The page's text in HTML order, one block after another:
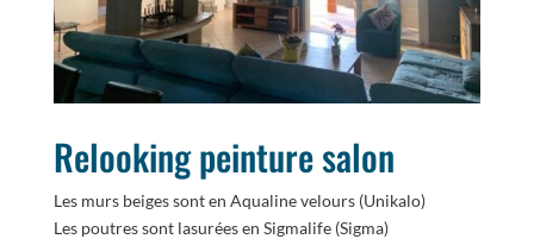
Relooking peinture salon
Les murs beiges sont en Aqualine velours (Unikalo)
Les poutres sont lasurées en Sigmalife (Sigma)